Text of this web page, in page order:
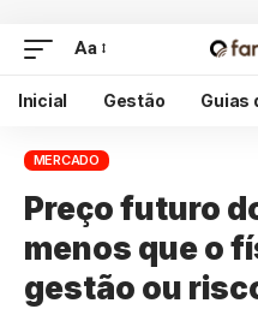
Aa
Inicial Gestão Guias
MERCADO
Preço futuro
menos que o
gestão ou